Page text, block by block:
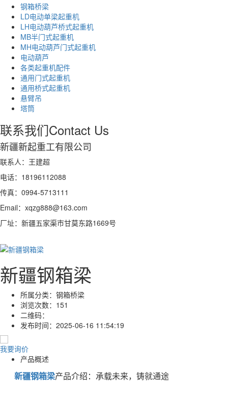
钢箱桥梁
LD电动单梁起重机
LH电动葫芦桥式起重机
MB半门式起重机
MH电动葫芦门式起重机
电动葫芦
各类起重机配件
通用门式起重机
通用桥式起重机
悬臂吊
塔筒
联系我们Contact Us
新疆新起重工有限公司
联系人：王建超
电话：18196112088
传真：0994-5713111
Email：xqzg888@163.com
厂址：新疆五家渠市甘莫东路1669号
新疆钢箱梁
所属分类： 钢箱桥梁
浏览次数： 151
二维码：
发布时间： 2025-06-16 11:54:19
我要询价
产品概述
新疆钢箱梁产品介绍：承载未来，铸就通途